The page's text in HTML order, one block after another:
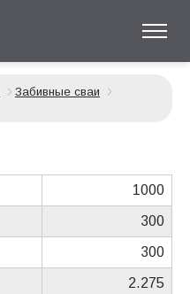
Забивные сваи
1000
300
300
2.275